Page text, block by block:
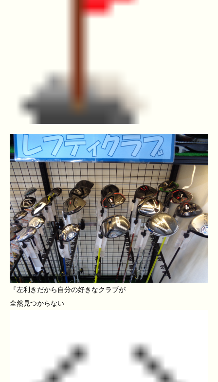
『左利きだから自分の好きなクラブが
全然見つからない